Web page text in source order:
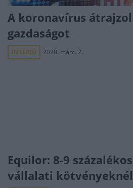
A koronavírus
gazdaságot
INTERJÚ 2020. márc. 2.
Equilor: 8-9
vállalati kötvényeknél